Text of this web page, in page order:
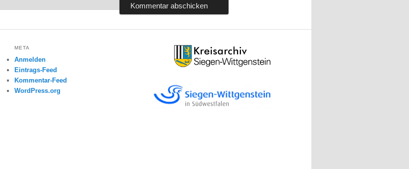
META
Anmelden
Eintrags-Feed
Kommentar-Feed
WordPress.org